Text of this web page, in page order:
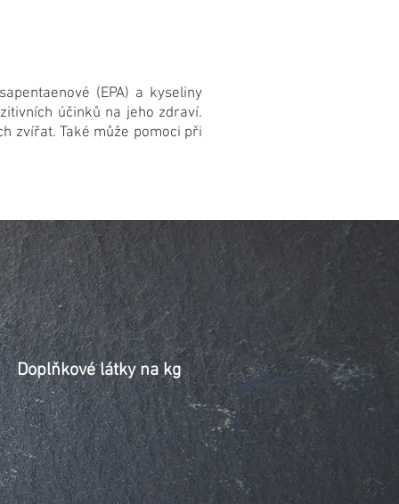
(EPA) a kyseliny
účinků na jeho zdraví.
zvířat. Také může pomoci při
Doplňkové látky na kg